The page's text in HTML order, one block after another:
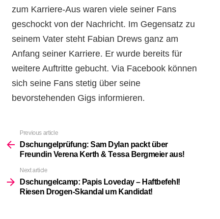
zum Karriere-Aus waren viele seiner Fans
geschockt von der Nachricht. Im Gegensatz zu
seinem Vater steht Fabian Drews ganz am
Anfang seiner Karriere. Er wurde bereits für
weitere Auftritte gebucht. Via Facebook können
sich seine Fans stetig über seine
bevorstehenden Gigs informieren.
more
Previous article
Dschungelprüfung: Sam Dylan packt über
Freundin Verena Kerth & Tessa Bergmeier aus!
Next article
Dschungelcamp: Papis Loveday – Haftbefehl!
Riesen Drogen-Skandal um Kandidat!